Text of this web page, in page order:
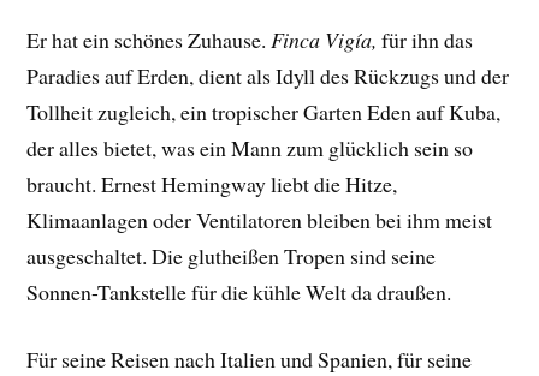
Er hat ein schönes Zuhause. Finca Vigía, für ihn das
Paradies auf Erden, dient als Idyll des Rückzugs und der
Tollheit zugleich, ein tropischer Garten Eden auf Kuba,
der alles bietet, was ein Mann zum glücklich sein so
braucht. Ernest Hemingway liebt die Hitze,
Klimaanlagen oder Ventilatoren bleiben bei ihm meist
ausgeschaltet. Die glutheißen Tropen sind seine
Sonnen-Tankstelle für die kühle Welt da draußen.
Für seine Reisen nach Italien und Spanien, für seine